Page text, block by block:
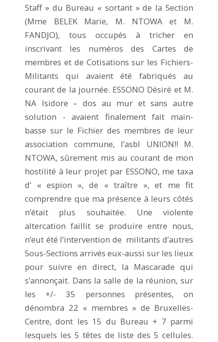
Staff » du Bureau « sortant » de la Section
(Mme BELEK Marie, M. NTOWA et M.
FANDJO), tous occupés à tricher en
inscrivant les numéros des Cartes de
membres et de Cotisations sur les Fichiers-
Militants qui avaient été fabriqués au
courant de la journée. ESSONO Désiré et M.
NA Isidore – dos au mur et sans autre
solution - avaient finalement fait main-
basse sur le Fichier des membres de leur
association commune, l’asbl UNION!! M.
NTOWA, sûrement mis au courant de mon
hostilité à leur projet par ESSONO, me taxa
d’ « espion », de « traître », et me fit
comprendre que ma présence à leurs côtés
n’était plus souhaitée. Une violente
altercation faillit se produire entre nous,
n’eut été l’intervention de militants d’autres
Sous-Sections arrivés eux-aussi sur les lieux
pour suivre en direct, la Mascarade qui
s’annonçait. Dans la salle de la réunion, sur
les +/- 35 personnes présentes, on
dénombra 22 « membres » de Bruxelles-
Centre, dont les 15 du Bureau + 7 parmi
lesquels les 5 têtes de liste des 5 cellules.